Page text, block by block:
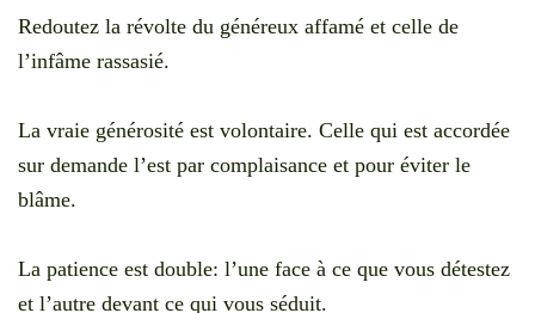
Redoutez la révolte du généreux affamé et celle de
l’infâme rassasié.
La vraie générosité est volontaire. Celle qui est accordée
sur demande l’est par complaisance et pour éviter le
blâme.
La patience est double: l’une face à ce que vous détestez
et l’autre devant ce qui vous séduit.